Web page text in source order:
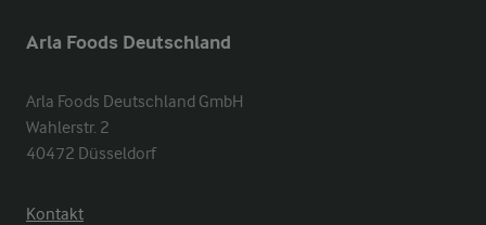
Arla Foods Deutschland
Arla Foods Deutschland GmbH
Wahlerstr. 2
40472 Düsseldorf
Kontakt